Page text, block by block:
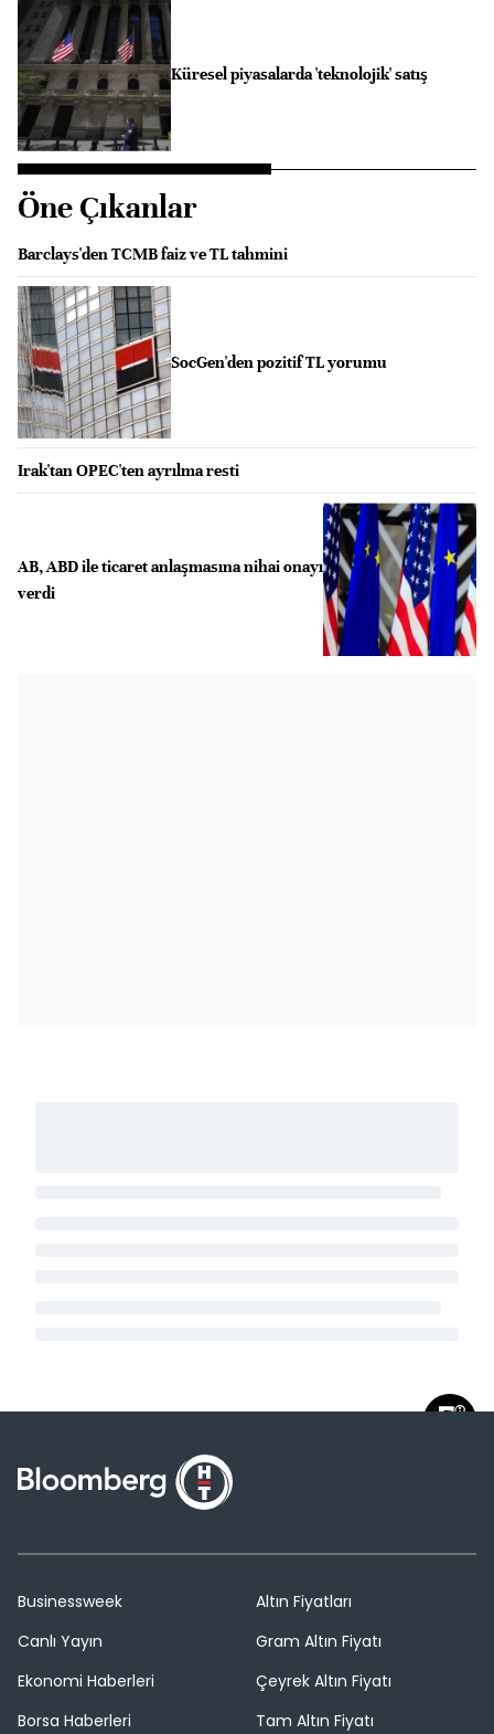
Küresel piyasalarda 'teknolojik' satış
Öne Çıkanlar
Barclays'den TCMB faiz ve TL tahmini
SocGen'den pozitif TL yorumu
Irak'tan OPEC'ten ayrılma resti
AB, ABD ile ticaret anlaşmasına nihai onayı
verdi
Businessweek
Canlı Yayın
Ekonomi Haberleri
Borsa Haberleri
Altın Fiyatları
Gram Altın Fiyatı
Çeyrek Altın Fiyatı
Tam Altın Fiyatı